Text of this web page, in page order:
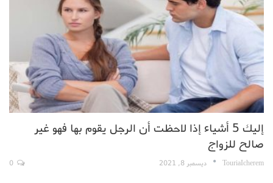
إليك 5 أشياء إذا لاحظت أن الرجل يقوم بها فهو غير
صالح للزواج
TouriaIcherem ديسمبر 8, 2021